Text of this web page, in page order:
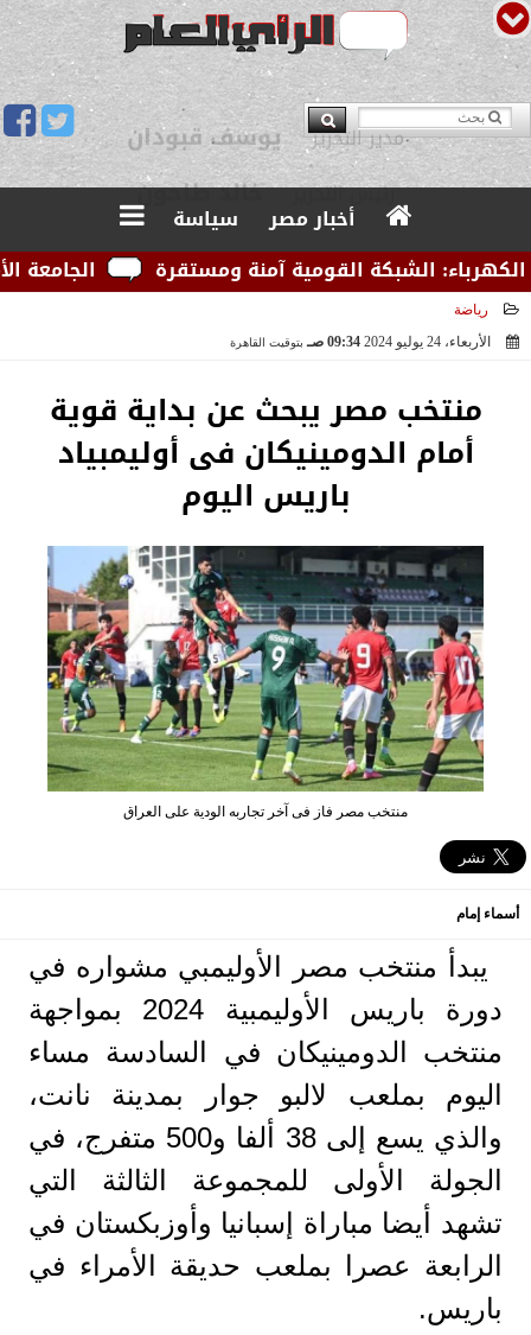
مدير التحرير يوسف قبودان
أخبار مصر
سياسة
الجامعة
الشبكة القومية آمنة ومستقرة
رياضة
الأربعاء، 24 يوليو 2024
09:34 صـ بتوقيت القاهرة
منتخب مصر يبحث عن بداية قوية
أمام الدومينيكان فى أوليمبياد
باريس اليوم
منتخب مصر فاز فى آخر تجاربه الودية على العراق
أسماء إمام
يبدأ منتخب مصر الأوليمبي مشواره في
دورة باريس الأوليمبية 2024 بمواجهة
منتخب الدومينيكان في السادسة مساء
اليوم بملعب لالبو جوار بمدينة نانت،
والذي يسع إلى 38 ألفا و500 متفرج، في
الجولة الأولى للمجموعة الثالثة التي
تشهد أيضا مباراة إسبانيا وأوزبكستان في
الرابعة عصرا بملعب حديقة الأمراء في
باريس.